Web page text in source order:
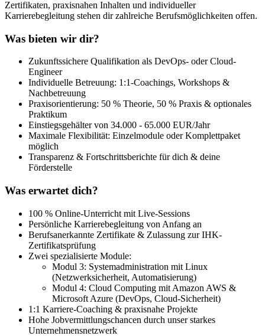
Zertifikaten, praxisnahen Inhalten und individueller
Karrierebegleitung stehen dir zahlreiche Berufsmöglichkeiten offen.
Was bieten wir dir?
Zukunftssichere Qualifikation als DevOps- oder Cloud-
Engineer
Individuelle Betreuung: 1:1-Coachings, Workshops &
Nachbetreuung
Praxisorientierung: 50 % Theorie, 50 % Praxis & optionales
Praktikum
Einstiegsgehälter von 34.000 - 65.000 EUR/Jahr
Maximale Flexibilität: Einzelmodule oder Komplettpaket
möglich
Transparenz & Fortschrittsberichte für dich & deine
Förderstelle
Was erwartet dich?
100 % Online-Unterricht mit Live-Sessions
Persönliche Karrierebegleitung von Anfang an
Berufsanerkannte Zertifikate & Zulassung zur IHK-
Zertifikatsprüfung
Zwei spezialisierte Module:
Modul 3: Systemadministration mit Linux
(Netzwerksicherheit, Automatisierung)
Modul 4: Cloud Computing mit Amazon AWS &
Microsoft Azure (DevOps, Cloud-Sicherheit)
1:1 Karriere-Coaching & praxisnahe Projekte
Hohe Jobvermittlungschancen durch unser starkes
Unternehmensnetzwerk